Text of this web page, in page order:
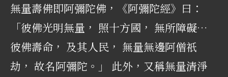
無量壽佛即阿彌陀佛，《阿彌陀經》曰：
「彼佛光明無量， 照十方國， 無所障礙…
彼佛壽命， 及其人民， 無量無邊阿僧祇
劫， 故名阿彌陀。」 此外，又稱無量清淨